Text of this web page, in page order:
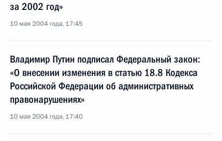
за 2002 год»
10 мая 2004 года, 17:45
Владимир Путин подписал Федеральный закон:
«О внесении изменения в статью 18.8 Кодекса
Российской Федерации об административных
правонарушениях»
10 мая 2004 года, 17:40